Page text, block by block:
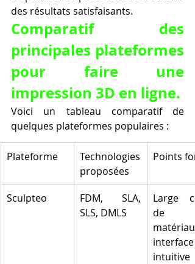
des résultats satisfaisants.
Comparatif des
principales plateformes
pour faire une
impression 3D en ligne.
Voici un tableau comparatif de
quelques plateformes populaires :
Plateforme
Technologies
proposées
Points
Sculpteo
FDM, SLA,
SLS, DMLS
Large
de
matériaux,
interface
intuitive